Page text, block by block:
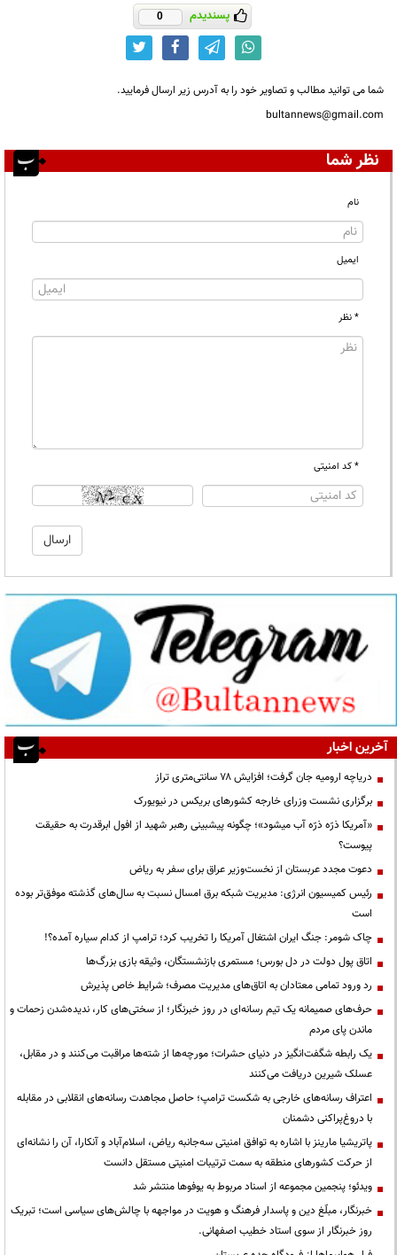
پسندیدم 0
شما می توانید مطالب و تصاویر خود را به آدرس زیر ارسال فرمایید.
bultannews@gmail.com
نظر شما
نام
ایمیل
* نظر
* کد امنیتی
آخرین اخبار
دریاچه ارومیه جان گرفت؛ افزایش ۷۸ سانتی‌متری تراز
برگزاری نشست وزرای خارجه کشورهای بریکس در نیویورک
«آمریکا ذرّه ذرّه آب میشود»؛ چگونه پیشبینی رهبر شهید از افول ابرقدرت به حقیقت
پیوست؟
دعوت مجدد عربستان از نخست‌وزیر عراق برای سفر به ریاض
رئیس کمیسیون انرژی: مدیریت شبکه برق امسال نسبت به سال‌های گذشته موفق‌تر بوده
است
چاک شومر: جنگ ایران اشتغال آمریکا را تخریب کرد؛ ترامپ از کدام سیاره آمده؟!
اتاق پول دولت در دل بورس؛ مستمری بازنشستگان، وثیقه بازی بزرگ‌ها
رد ورود تمامی معتادان به اتاق‌های مدیریت مصرف؛ شرایط خاص پذیرش
حرف‌های صمیمانه یک تیم رسانه‌ای در روز خبرنگار؛ از سختی‌های کار، ندیده‌شدن زحمات و
ماندن پای مردم
یک رابطه شگفت‌انگیز در دنیای حشرات؛ مورچه‌ها از شته‌ها مراقبت می‌کنند و در مقابل،
عسلک شیرین دریافت می‌کنند
اعتراف رسانه‌های خارجی به شکست ترامپ؛ حاصل مجاهدت رسانه‌های انقلابی در مقابله
با دروغ‌پراکنی دشمنان
پاتریشیا مارینز با اشاره به توافق امنیتی سه‌جانبه ریاض، اسلام‌آباد و آنکارا، آن را نشانه‌ای
از حرکت کشورهای منطقه به سمت ترتیبات امنیتی مستقل دانست
ویدئو؛ پنجمین مجموعه از اسناد مربوط به یوفوها منتشر شد
خبرنگار، مبلّغ دین و پاسدار فرهنگ و هویت در مواجهه با چالش‌های سیاسی است؛ تبریک
روز خبرنگار از سوی استاد خطیب اصفهانی.